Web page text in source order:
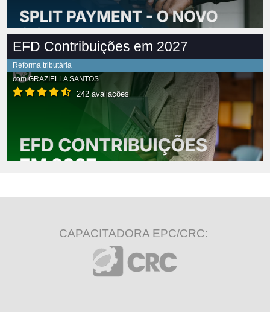
EFD Contribuições em 2027
Reforma tributária
comGRAZIELLA SANTOS
242 avaliações
CAPACITADORA EPC/CRC: